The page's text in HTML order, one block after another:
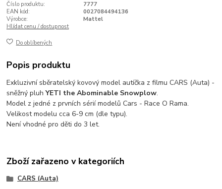
Číslo produktu:
7777
EAN kód:
0027084494136
Výrobce:
Mattel
Hlídat cenu / dostupnost
Do oblíbených
Popis produktu
Exkluzivní sběratelský kovový model autíčka z filmu CARS (Auta) -
sněžný pluhYETI the Abominable Snowplow.
Model z jedné z prvních sérií modelů Cars - Race O Rama.
Velikost modelu cca 6-9 cm (dle typu).
Není vhodné pro děti do 3 let.
Zboží zařazeno v kategoriích
CARS (Auta)